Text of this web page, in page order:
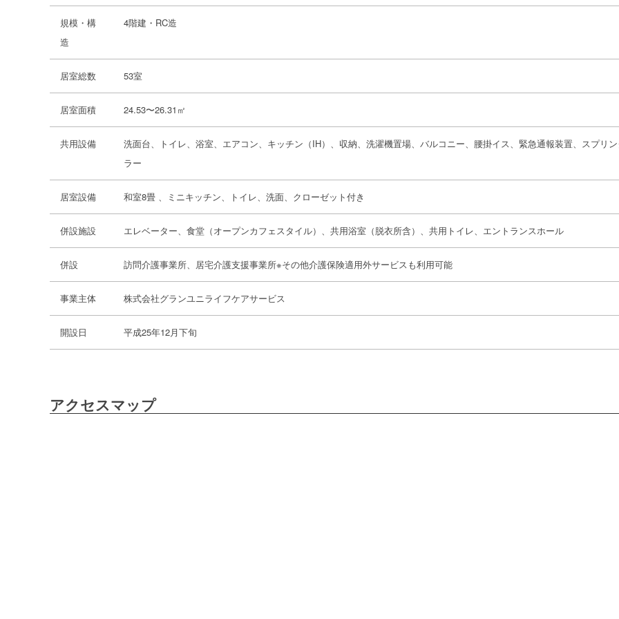
規模・構
造
4階建・RC造
居室総数 53室
居室面積 24.53〜26.31㎡
共用設備
洗面台、トイレ、浴室、エアコン、キッチン（IH）、収納、洗濯機置場、バルコニー、腰掛イス、緊急通報装置、スプリ
ラー
居室設備 和室8畳 、ミニキッチン、トイレ、洗面、クローゼット付き
併設施設 エレベーター、食堂（オープンカフェスタイル）、共用浴室（脱衣所含）、共用トイレ、エントランスホール
併設 訪問介護事業所、居宅介護支援事業所※その他介護保険適用外サービスも利用可能
事業主体 株式会社グランユニライフケアサービス
開設日 平成25年12月下旬
アクセスマップ